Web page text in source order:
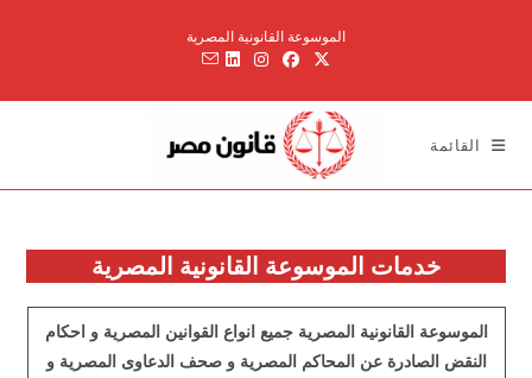
الموسوعة القانونية المصرية
القائمة
خدمات الموسوعة القانونية المصرية
الموسوعة القانونية المصرية جميع انواع القوانين المصرية و احكام
النقض الصادرة عن المحاكم المصرية و صحف الدعاوى المصرية و